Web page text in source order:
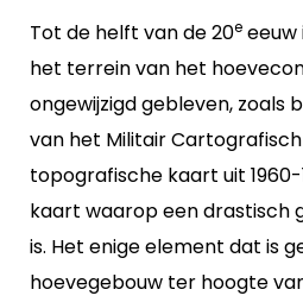
Tot de helft van de 20e eeuw
het terrein van het
ongewijzigd gebleven, zoals
van het Militair
topografische kaart uit
kaart waarop een drastisch
is. Het enige element dat is
hoevegebouw ter hoogte